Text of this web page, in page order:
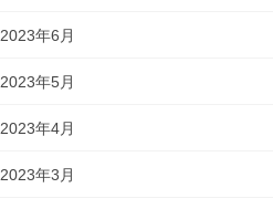
2023年6月
2023年5月
2023年4月
2023年3月